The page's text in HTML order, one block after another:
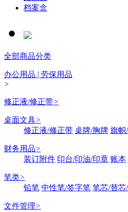
档案盒
全部商品分类
办公用品 | 劳保用品
>
修正液/修正带>
桌面文具>
修正液/修正带 桌牌/胸牌 旗帜
财务用品>
装订附件 印台/印油/印章 账本
笔类>
铅笔 中性笔/签字笔 笔芯/替芯
文件管理>